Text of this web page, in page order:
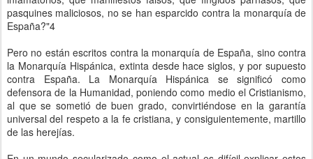
pasquines maliciosos, no se han esparcido contra la monarquía de
España?"4
Pero no están escritos contra la monarquía de España, sino contra
la Monarquía Hispánica, extinta desde hace siglos, y por supuesto
contra España. La Monarquía Hispánica se significó como
defensora de la Humanidad, poniendo como medio el Cristianismo,
al que se sometió de buen grado, convirtiéndose en la garantía
universal del respeto a la fe cristiana, y consiguientemente, martillo
de las herejías.